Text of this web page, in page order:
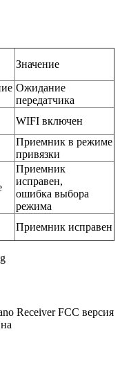
Значение
Ожидание
передатчика
WIFI включен
Приемник в режиме
привязки
Приемник
исправен,
ошибка выбора
режима
Приемник исправен
Receiver FCC версия